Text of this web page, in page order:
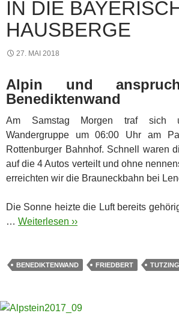
IN DIE
HAUSBERGE
27. MAI 2018
Alpin und
Benediktenwand
Am Samstag Morgen traf sich
Wandergruppe um 06:00 Uhr am
Rottenburger Bahnhof. Schnell waren
auf die 4 Autos verteilt und ohne
erreichten wir die Brauneckbahn bei
Die Sonne heizte die Luft bereits
… Weiterlesen ››
BENEDIKTENWAND FRIEDBERT